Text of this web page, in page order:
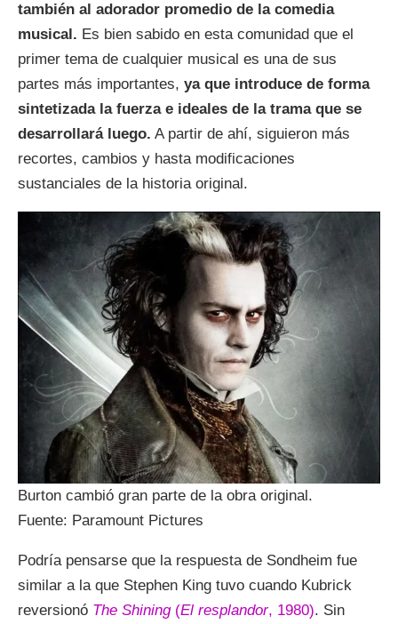
también al adorador promedio de la comedia
musical. Es bien sabido en esta comunidad que el
primer tema de cualquier musical es una de sus
partes más importantes, ya que introduce de forma
sintetizada la fuerza e ideales de la trama que se
desarrollará luego. A partir de ahí, siguieron más
recortes, cambios y hasta modificaciones
sustanciales de la historia original.
Burton cambió gran parte de la obra original.
Fuente: Paramount Pictures
Podría pensarse que la respuesta de Sondheim fue
similar a la que Stephen King tuvo cuando Kubrick
reversionó The Shining(El resplandor, 1980). Sin